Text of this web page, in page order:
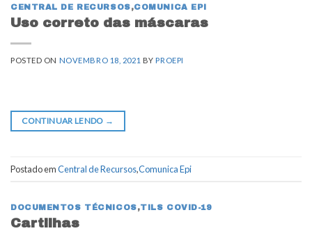
CENTRAL DE RECURSOS,COMUNICA EPI
Uso correto das máscaras
POSTED ON NOVEMBRO 18, 2021 BYPROEPI
CONTINUAR LENDO →
Postado emCentral de Recursos,Comunica Epi
DOCUMENTOS TÉCNICOS,TILS COVID-19
Cartilhas